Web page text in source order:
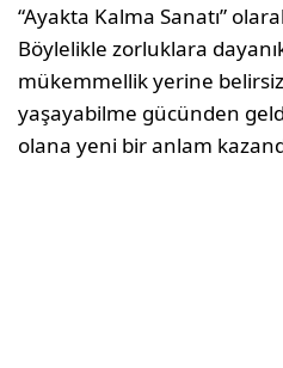
“Ayakta Kalma Sanatı”
Böylelikle zorluklara
mükemmellik yerine
yaşayabilme gücünden
olana yeni bir anlam